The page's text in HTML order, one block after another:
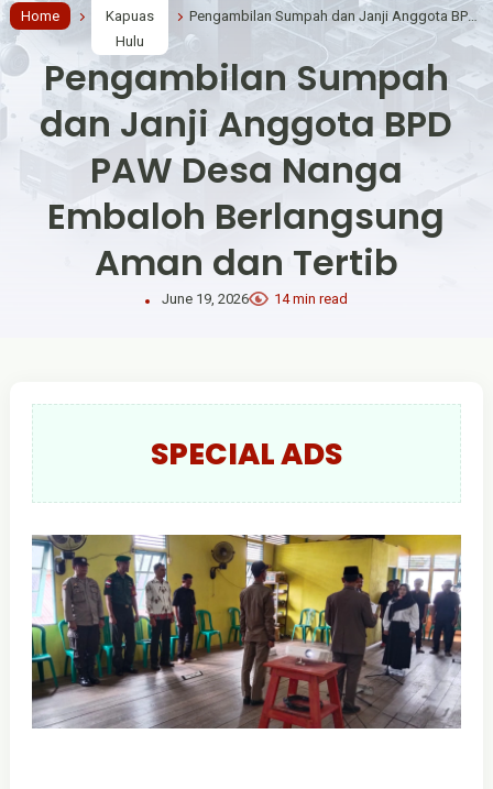
Home
Kapuas
Hulu
Pengambilan Sumpah dan Janji Anggota BPD PAW Desa Nanga Embaloh Berlangsung Aman dan Tertib
Pengambilan Sumpah
dan Janji Anggota BPD
PAW Desa Nanga
Embaloh Berlangsung
Aman dan Tertib
June 19, 2026 14 min read
SPECIAL ADS